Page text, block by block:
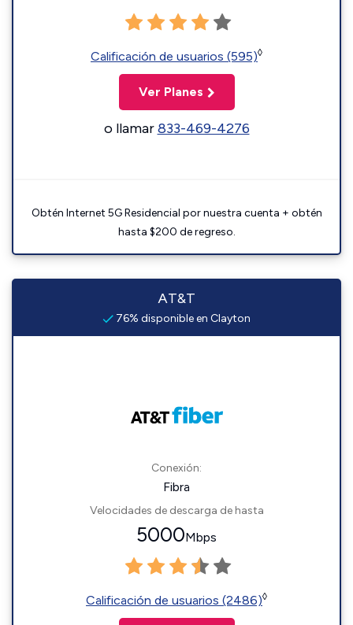
Calificación de usuarios (595)◊
Ver Planes
o llamar833-469-4276
Obtén Internet 5G Residencial por nuestra cuenta + obtén
hasta $200 de regreso.
AT&T
76% disponible en Clayton
Conexión:
Fibra
Velocidades de descarga de hasta
5000Mbps
Calificación de usuarios (2486)◊